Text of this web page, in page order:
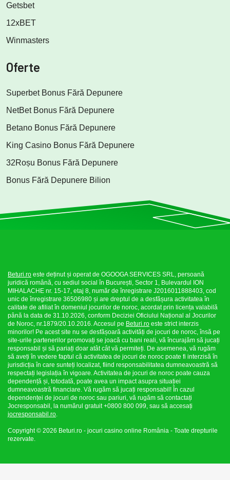
Getsbet
12xBET
Winmasters
Oferte
Superbet Bonus Fără Depunere
NetBet Bonus Fără Depunere
Betano Bonus Fără Depunere
King Casino Bonus Fără Depunere
32Roșu Bonus Fără Depunere
Bonus Fără Depunere Bilion
Beturi.ro este deținut și operat de OGOOGA SERVICES SRL, persoană
juridică română, cu sediul social în București, Sector 1, Bulevardul ION
MIHALACHE nr. 15-17, etaj 8, număr de înregistrare J2016011888403, cod
unic de înregistrare 36506980 și are dreptul de a desfășura activitatea în
calitate de afiliat în domeniul jocurilor de noroc, acordat prin licența valabilă
până la data de 31.10.2026, conform Deciziei Oficiului Național al Jocurilor
de Noroc, nr.1879/20.10.2016. Accesul pe Beturi.ro este strict interzis
minorilor! Pe acest site nu se desfășoară activități de jocuri de noroc, însă pe
site-urile partenerilor promovați se joacă cu bani reali, vă încurajăm să jucați
responsabil și să pariați doar atât cât vă permiteți. De asemenea, vă rugăm
să aveți în vedere faptul că activitatea de jocuri de noroc poate fi interzisă în
jurisdicția în care sunteți localizat, fiind responsabilitatea dumneavoastră să
respectați legislația în vigoare. Activitatea de jocuri de noroc poate cauza
dependență și, totodată, poate avea un impact asupra situației
dumneavoastră financiare. Vă rugăm să jucați responsabil! În cazul
dependenței de jocuri de noroc sau pariuri, vă rugăm să contactați
Jocresponsabil, la numărul gratuit +0800 800 099, sau să accesați
jocresponsabil.ro
Copyright © 2026 Beturi.ro - jocuri casino online România - Toate drepturile
rezervate.